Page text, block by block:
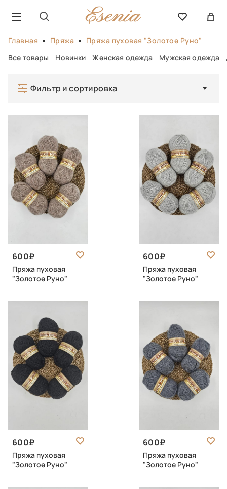
Главная Пряжа
Пряжа пуховая "Золотое Руно"
Все товары
Новинки Женская одежда Мужская одежда
Фильтр и сортировка
600
Пряжа пуховая
"Золотое Руно"
600
Пряжа пуховая
"Золотое Руно"
600
Пряжа пуховая
"Золотое Руно"
600
Пряжа пуховая
"Золотое Руно"